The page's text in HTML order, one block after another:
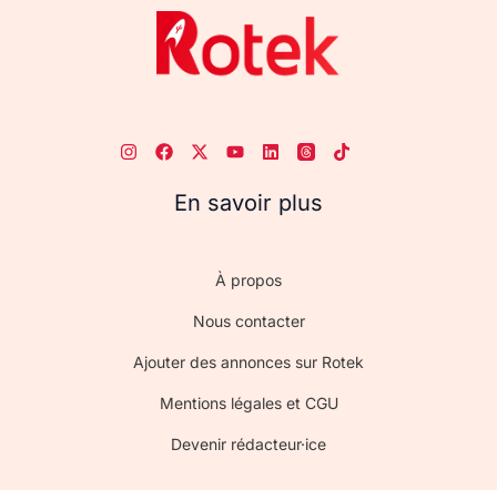
En savoir plus
À propos
Nous contacter
Ajouter des annonces sur Rotek
Mentions légales et CGU
Devenir rédacteur·ice